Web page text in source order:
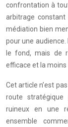
confrontation à
arbitrage
médiation bien
pour une audience.
le fond, mais de
efficace et la
Cet article n’est
route
ruineux en une
ensemble